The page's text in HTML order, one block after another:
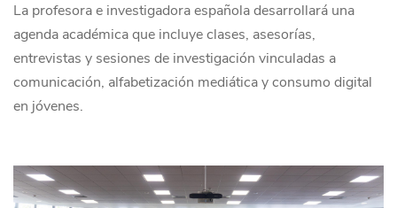
La profesora e investigadora española desarrollará una
agenda académica que incluye clases, asesorías,
entrevistas y sesiones de investigación vinculadas a
comunicación, alfabetización mediática y consumo digital
en jóvenes.